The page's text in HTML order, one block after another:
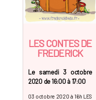
LES CONTES DE
FREDERICK
Le samedi 3 octobre
2020 de 16:00 à 17:00
03 octobre 2020 à 16h LES